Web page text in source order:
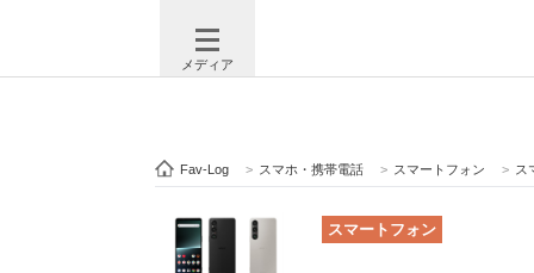
メディア
注目記事を集めた総合ページ ITの今
Fav-Log > スマホ・携帯電話 > スマートフォン > ス
スマートフォン